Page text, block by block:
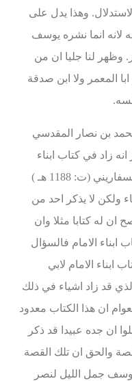
وهذا يدل على
لانه انما نشره يوسف
وظهر لنا جليا ان من
المعمر ولا ابن صدقة
بن نصار المقدسي
زاد في كتاب ابناء
الامام اشياء اخذها من كتاب محمد السفاريني (ت: 1188 هـ )
ولكن لا يذكر احد من
ان له كتابا مثلا وان
الامام فالسؤال
الامام لابي
قد زاد اشياء في ذلك
ان هذا الكتاب معدود
ان جده عبيدا قد ذكر
والحق ان تلك القصة
جمل الليل لنصر